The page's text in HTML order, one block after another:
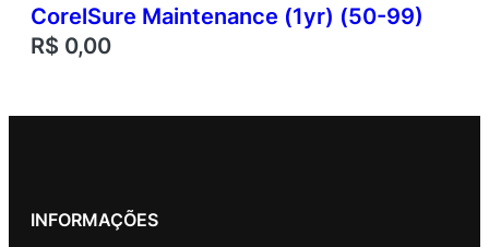
CorelSure Maintenance (1yr) (50-99)
R$ 0,00
INFORMAÇÕES